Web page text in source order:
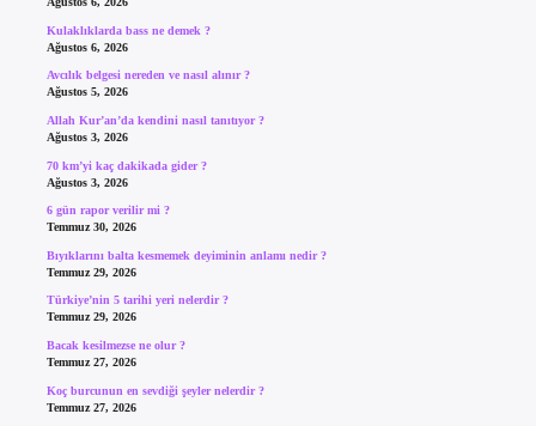
Kulaklıklarda bass ne demek ?
Ağustos 6, 2026
Avcılık belgesi nereden ve nasıl alınır ?
Ağustos 5, 2026
Allah Kur’an’da kendini nasıl tanıtıyor ?
Ağustos 3, 2026
70 km’yi kaç dakikada gider ?
Ağustos 3, 2026
6 gün rapor verilir mi ?
Temmuz 30, 2026
Bıyıklarını balta kesmemek deyiminin anlamı nedir ?
Temmuz 29, 2026
Türkiye’nin 5 tarihi yeri nelerdir ?
Temmuz 29, 2026
Bacak kesilmezse ne olur ?
Temmuz 27, 2026
Koç burcunun en sevdiği şeyler nelerdir ?
Temmuz 27, 2026